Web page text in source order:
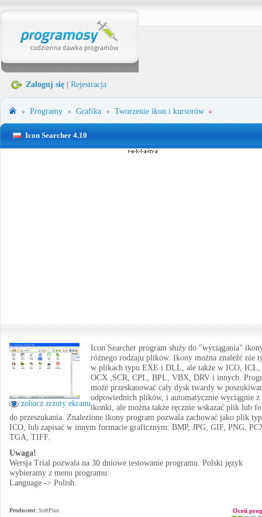
Zaloguj się Rejestracja
Programy Grafika Tworzenie ikon i kursorów
Icon Searcher 4.10
zobacz zrzuty ekranu
Icon Searcher program służy do "wyciągania"
różnego rodzaju plików. Ikony można znaleźć nie
w plikach typu EXE i DLL, ale także w ICO, ICL,
OCX ,SCR, CPL, BPL, VBX, DRV i innych.
może przeskanować cały dysk twardy w
odpowiednich plików, i automatycznie wyciągnie z
ikonki, ale można także ręcznie wskazać plik lub
do przeszukania. Znalezione ikony program pozwala zachować jako plik
ICO, lub zapisać w innym formacie graficznym: BMP, JPG, GIF, PNG,
TGA, TIFF.
Uwaga!
Wersja Trial pozwala na 30 dniowe testowanie programu. Polski język
wybieramy z menu programu:
Language -> Polish.
Producent: SoftPlus
Oceń